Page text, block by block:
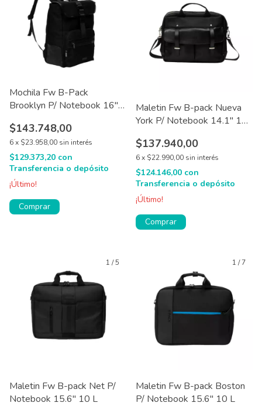
Mochila Fw B-Pack
Brooklyn P/ Notebook 16''
$143.748,00
6x $23.958,00 sin interés
$129.373,20 con
Transferencia o depósito
¡Último!
Maletin Fw B-pack Nueva
York P/ Notebook 14.1'' 14
$137.940,00
6x $22.990,00 sin interés
$124.146,00 con
Transferencia o depósito
¡Último!
1 /5
Maletin Fw B-pack Net P/
Notebook 15.6'' 10 L
1 /7
Maletin Fw B-pack Boston
P/ Notebook 15.6'' 10 L